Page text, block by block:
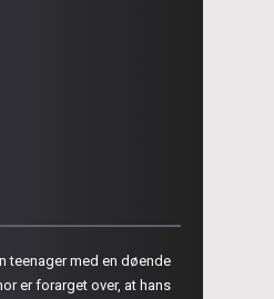
teenager med en døende
er forarget over, at hans